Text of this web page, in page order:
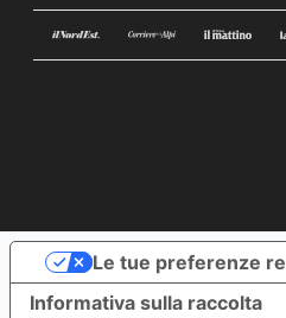
Informativa sulla raccolta
Le tue preferenze